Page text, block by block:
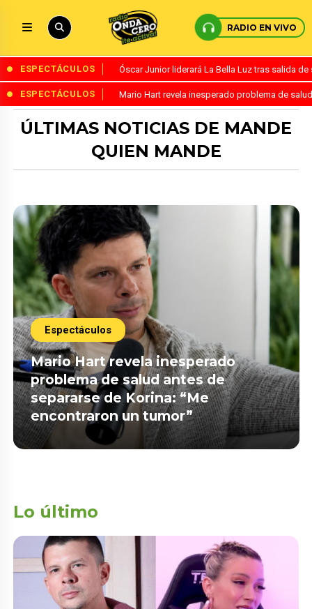
RADIO EN VIVO
ESPECTÁCULOS Óscar Junior liderará La Bella Luz tras salida
ESPECTÁCULOS Mario Hart revela inesperado problema de
ÚLTIMAS NOTICIAS DE MANDE
QUIEN MANDE
Espectáculos
Mario Hart revela inesperado
problema de salud antes de
separarse de Korina: “Me
encontraron un tumor”
Lo último